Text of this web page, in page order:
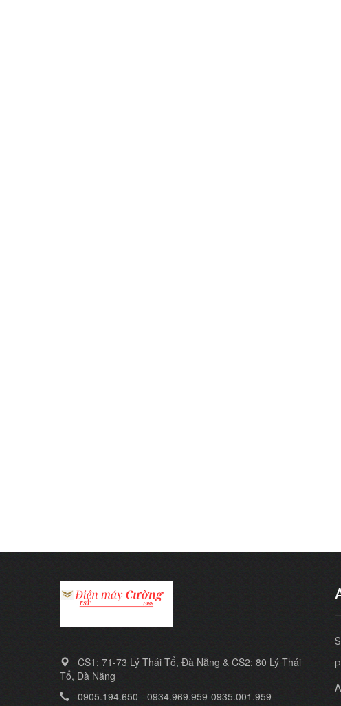
CS1: 71-73 Lý Thái Tổ, Đà Nẵng & CS2: 80 Lý Thái
Tổ, Đà Nẵng
0905.194.650 - 0934.969.959-0935.001.959